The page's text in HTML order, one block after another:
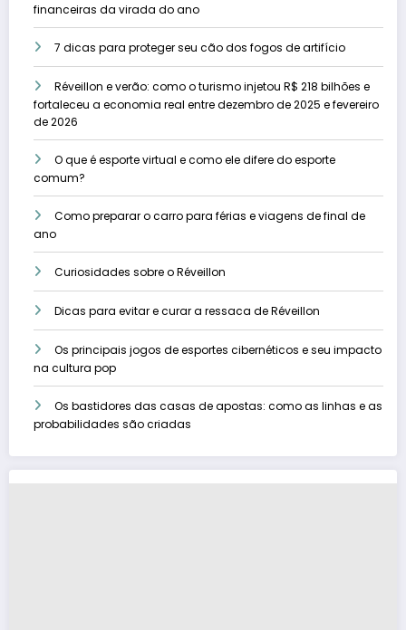
financeiras da virada do ano
7 dicas para proteger seu cão dos fogos de artifício
Réveillon e verão: como o turismo injetou R$ 218 bilhões e
fortaleceu a economia real entre dezembro de 2025 e fevereiro
de 2026
O que é esporte virtual e como ele difere do esporte
comum?
Como preparar o carro para férias e viagens de final de
ano
Curiosidades sobre o Réveillon
Dicas para evitar e curar a ressaca de Réveillon
Os principais jogos de esportes cibernéticos e seu impacto
na cultura pop
Os bastidores das casas de apostas: como as linhas e as
probabilidades são criadas